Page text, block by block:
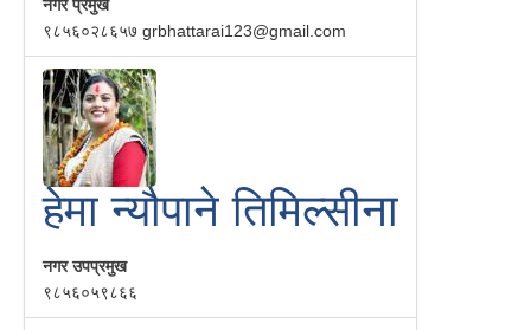
नगर प्रमुख
९८५६०२८६५७ grbhattarai123@gmail.com
हेमा न्यौपाने तिमिल्सीना
नगर उपप्रमुख
९८५६०५९८६६